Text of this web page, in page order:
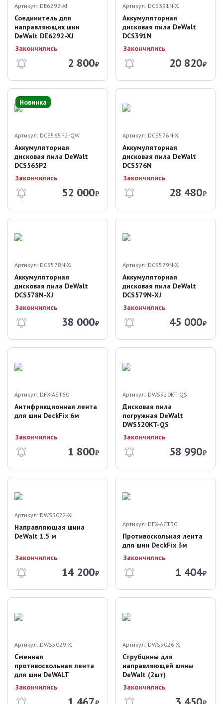
Артикул: DE6292-XJ
Соединитель для
направляющих шин
DeWalt DE6292-XJ
Закончились
2 800₽
Артикул: DCS391N-XJ
Аккумуляторная
дисковая пила DeWalt
DCS391N
Закончились
20 820₽
Артикул: DCS565P2-QW
Аккумуляторная
дисковая пила DeWalt
DCS565P2
Закончились
Новинка
52 000₽
Артикул: DCS576N-XJ
Аккумуляторная
дисковая пила DeWalt
DCS576N
Закончились
28 480₽
Артикул: DCS578N-XJ
Аккумуляторная
дисковая пила DeWalt
DCS578N-XJ
Закончились
38 000₽
Артикул: DCS579N-XJ
Аккумуляторная
дисковая пила DeWalt
DCS579N-XJ
Закончились
45 000₽
Артикул: DFX-AST60
Антифрикционная лента
для шин DeckFix 6м
Закончились
1 800₽
Артикул: DWS520KT-QS
Дисковая пила
погружная DeWalt
DWS520KT-QS
Закончились
58 990₽
Артикул: DWS5022-XJ
Направляющая шина
DeWalt 1.5 м
Закончились
14 200₽
Артикул: DFX-ACT30
Противоскольная лента
для шин DeckFix 3м
Закончились
1 404₽
Артикул: DWS5029-XJ
Сменная
противоскольная лента
для шин DeWALT
Закончились
Артикул: DWS5026-XJ
Струбцины для
направляющей шины
DeWalt (2шт)
Закончились